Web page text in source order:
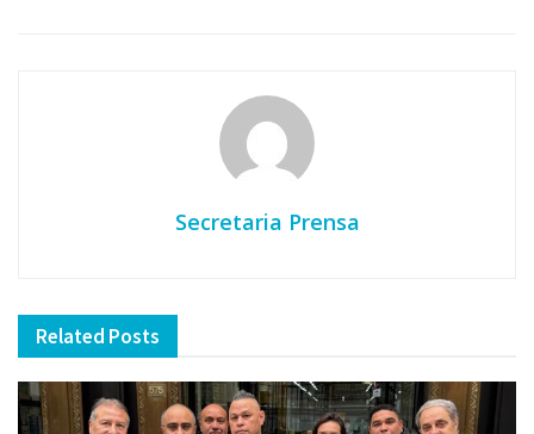
Secretaria Prensa
Related Posts